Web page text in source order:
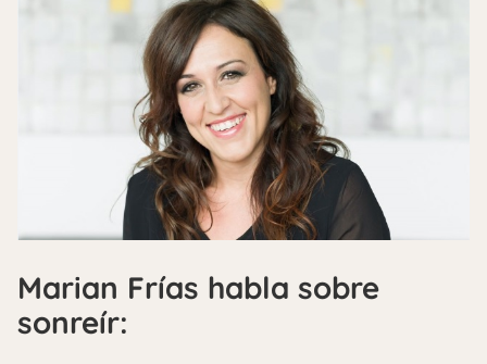
Marian Frías habla sobre
sonreír: